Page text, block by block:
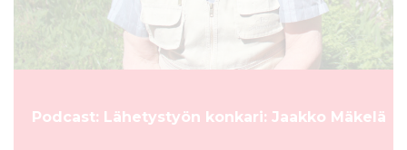
Podcast: Lähetystyön konkari: Jaakko Mäkelä